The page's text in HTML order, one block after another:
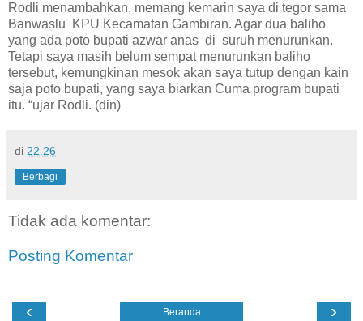
Rodli menambahkan, memang kemarin saya di tegor sama
Banwaslu KPU Kecamatan Gambiran. Agar dua baliho
yang ada poto bupati azwar anas di suruh menurunkan.
Tetapi saya masih belum sempat menurunkan baliho
tersebut, kemungkinan mesok akan saya tutup dengan kain
saja poto bupati, yang saya biarkan Cuma program bupati
itu. “ujar Rodli. (din)
di 22.26
Berbagi
Tidak ada komentar:
Posting Komentar
‹ ›
Beranda